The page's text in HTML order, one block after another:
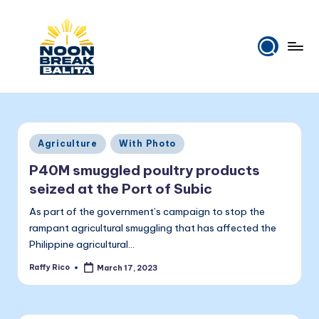
o
n
B
e
a
k
tuwing
tanghali.
Posted
in
Agriculture With Photo
P40M smuggled poultry products
seized at the Port of Subic
As part of the government’s campaign to stop the
rampant agricultural smuggling that has affected the
Philippine agricultural…
Posted
Raffy Rico March 17, 2023